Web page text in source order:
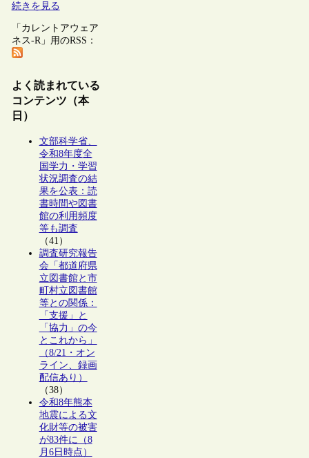
続きを見る
「カレントアウェア
ネス-R」用のRSS：
よく読まれている
コンテンツ（本
日）
文部科学省、
令和8年度全
国学力・学習
状況調査の結
果を公表：読
書時間や図書
館の利用頻度
等も調査
（41）
調査研究報告
会「都道府県
立図書館と市
町村立図書館
等との関係：
「支援」と
「協力」の今
とこれから」
（8/21・オン
ライン、録画
配信あり）
（38）
令和8年熊本
地震による文
化財等の被害
が83件に（8
月6日時点）